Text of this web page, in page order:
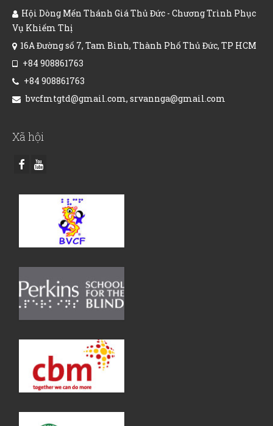
Hội Dòng Mến Thánh Giá Thủ Đức - Chương Trình Phục
Vụ Khiếm Thị
16A Đường số 7, Tam Bình, Thành Phố Thủ Đức, TP HCM
+84 908861763
+84 908861763
bvcfmtgtd@gmail.com, srvannga@gmail.com
Xã hội